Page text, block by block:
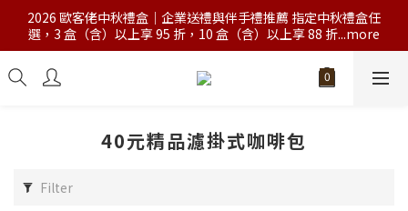
2026 歐客佬中秋禮盒｜企業送禮與伴手禮推薦 指定中秋禮盒任
選，3 盒（含）以上享 95 折，10 盒（含）以上享 88 折...more
40元精品濾掛式咖啡包
Filter